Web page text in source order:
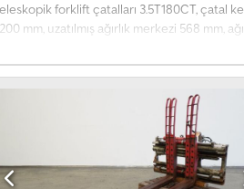
forklift çatalları 3.5T180CT, çatal
mm, uzatılmış ağırlık merkezi 568 mm,